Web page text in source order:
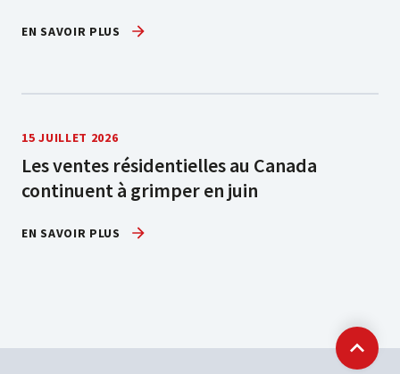
EN SAVOIR PLUS
15 JUILLET 2026
Les ventes résidentielles au Canada
continuent à grimper en juin
EN SAVOIR PLUS